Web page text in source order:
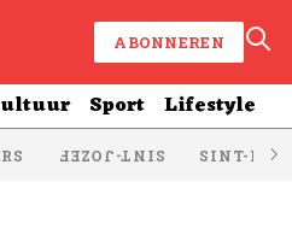
ABONNEREN
Sport Lifestyle
SINT-JOZEF SINT-